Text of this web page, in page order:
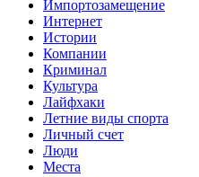
Импортозамещение
Интернет
Истории
Компании
Криминал
Культура
Лайфхаки
Летние виды спорта
Личный счет
Люди
Места